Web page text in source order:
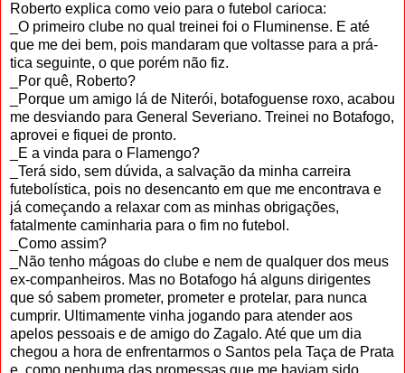
Roberto explica como veio para o fu­tebol carioca:
_O primeiro clube no qual treinei foi o Fluminense. E até
que me dei bem, pois mandaram que voltasse para a prá­
tica seguinte, o que porém não fiz.
_Por quê, Roberto?
_Porque um amigo lá de Niterói, botafoguense roxo, acabou
me desviando para General Severiano. Treinei no Bo­tafogo,
aprovei e fiquei de pronto.
_E a vinda para o Flamengo?
_Terá sido, sem dúvida, a salvação da minha carreira
futebolística, pois no de­sencanto em que me encontrava e
já começando a relaxar com as minhas obrigações,
fatalmente caminharia para o fim no futebol.
_Como assim?
_Não tenho mágoas do clube e nem de qualquer dos meus
ex-companheiros. Mas no Botafogo há alguns dirigentes
que só sabem prometer, prometer e protelar, para nunca
cumprir. Ultimamente vinha jogando para atender aos
apelos pessoais e de amigo do Zagalo. Até que um dia
chegou a hora de en­frentarmos o Santos pela Taça de Prata